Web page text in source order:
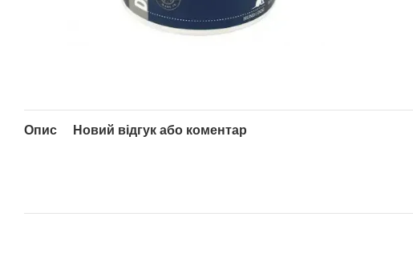
Опис Новий відгук або коментар